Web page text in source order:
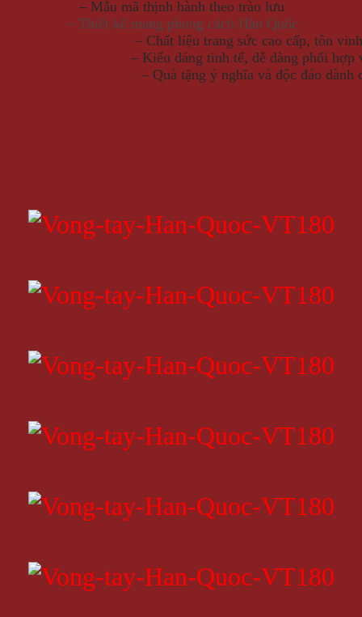
– Mẫu mã thịnh hành theo trào lưu
– Thiết kế mang phong cách Hàn Quốc
– Chất liệu trang sức cao cấp, tôn
– Kiểu dáng tinh tế, dễ dàng phối hợp
– Quà tặng ý nghĩa và độc đáo dành